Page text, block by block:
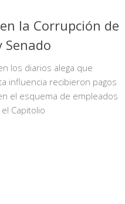
la Corrupción de
Senado
los diarios alega que
influencia recibieron pagos
el esquema de empleados
Capitolio